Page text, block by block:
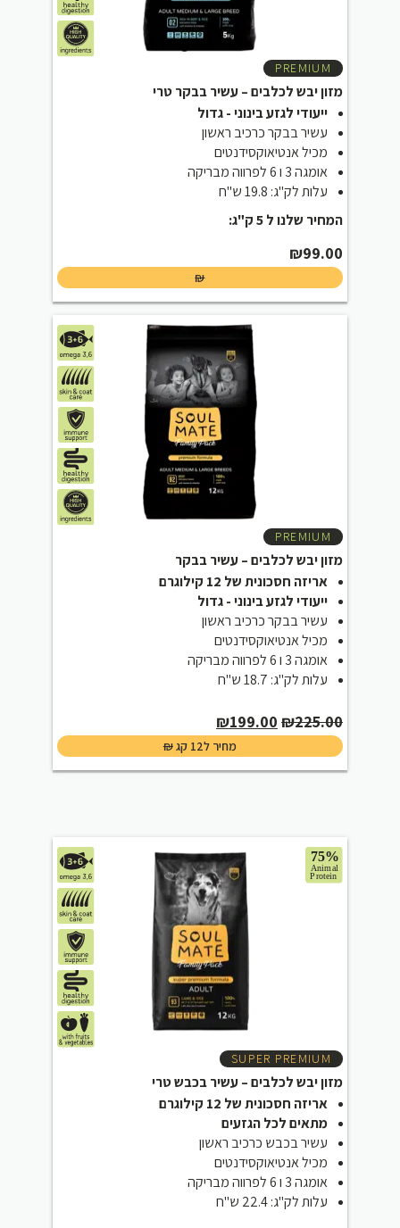
PREMIUM
מזון יבש לכלבים – עשיר בבקר טרי
ייעודי לגזע בינוני - גדול
עשיר בבקר כרכיב ראשון
מכיל אנטיאוקסידנטים
אומגה 3 ו 6 לפרווה מבריקה
עלות לק"ג: 19.8 ש"ח
המחיר שלנו ל 5 ק"ג:
₪99.00
₪
PREMIUM
מזון יבש לכלבים – עשיר בבקר
אריזה חסכונית של 12 קילוגרם
ייעודי לגזע בינוני - גדול
עשיר בבקר כרכיב ראשון
מכיל אנטיאוקסידנטים
אומגה 3 ו 6 לפרווה מבריקה
עלות לק"ג: 18.7 ש"ח
₪225.00
Original
price
was:
₪225.00.
₪199.00
price
is:
₪199.00.
מחיר ל12 קג ₪
SUPER PREMIUM
מזון יבש לכלבים – עשיר בכבש טרי
אריזה חסכונית של 12 קילוגרם
מתאים לכל הגזעים
עשיר בכבש כרכיב ראשון
מכיל אנטיאוקסידנטים
אומגה 3 ו 6 לפרווה מבריקה
עלות לק"ג: 22.4 ש"ח